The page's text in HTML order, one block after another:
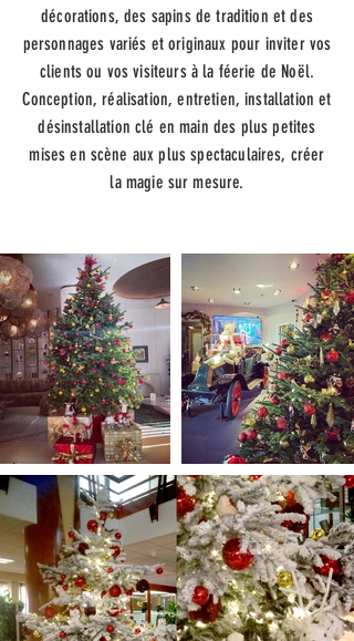
décorations, des sapins de tradition et des
personnages variés et originaux pour inviter vos
clients ou vos visiteurs à la féerie de Noël.
Conception, réalisation, entretien, installation et
désinstallation clé en main des plus petites
mises en scène aux plus spectaculaires, créer
la magie sur mesure.